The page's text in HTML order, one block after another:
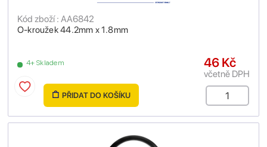
O-kroužek 44.2mm x 1.8mm
Kód zboží : AA6842
4+ Skladem 46 Kč
včetně DPH
PŘIDAT DO KOŠÍKU